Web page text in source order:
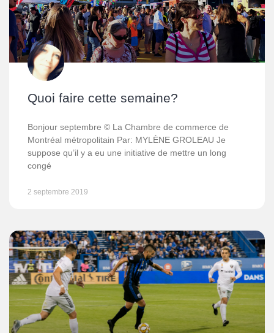
Quoi faire cette semaine?
Bonjour septembre © La Chambre de commerce de
Montréal métropolitain Par: MYLÈNE GROLEAU Je
suppose qu’il y a eu une initiative de mettre un long
congé
2 septembre 2019